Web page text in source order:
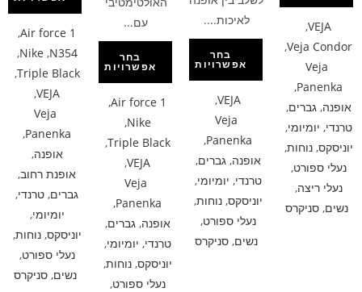
VEJA
,
Veja Condor
,
Veja
Panenka
,
אופנה,גברים,
טרנדי, יומיומי,
יוניסקס,נוחות,
נעלי ספורט,
נעלי ריצה,
נשים, סניקרס
לאיכות....
בחר
אפשרויות
VEJA
,
Veja
Panenka
,
אופנה,גברים,
טרנדי, יומיומי,
יוניסקס,נוחות,
נעלי ספורט,
נשים, סניקרס
עם...
בחר
אפשרויות
Air force 1
,
Nike
,
Triple Black
,
VEJA
,
Veja
Panenka
,
אופנה,גברים,
טרנדי, יומיומי,
יוניסקס,נוחות,
נעלי ספורט,
Air force 1
,
N354
,
Nike
,
Triple Black
,
VEJA
,
Veja
Panenka
,
אופנה,
אופנת רחוב,
גברים, טרנדי,
יומיומי,
יוניסקס,נוחות,
נעלי ספורט,
נשים, סניקרס